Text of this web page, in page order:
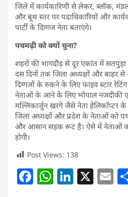
जिले में कार्यकारिणी से लेकर, ब्लॉक,
और बूथ स्तर पर पदाधिकारियों और
पार्टी के दिग्गज नेता बताएंगे।
पचमढ़ी को क्यों चुना?
शहरों की भागदौड़ से दूर एकांत में सतपुड़ा
दस दिनों तक जिला अध्यक्षों और बाहर
दिग्गजों के रुकने के लिए फाइव स्टार
नेताओं के आने के लिए भोपाल नजदीकी
मल्लिकार्जुन खरगे जैसे नेता हेलिकॉप्टर
जिला अध्यक्षों और प्रदेश के नेताओं को
और आसान सड़क रूट है। ऐसे में नेताओं
होगी।
Post Views: 138
F W Li X E